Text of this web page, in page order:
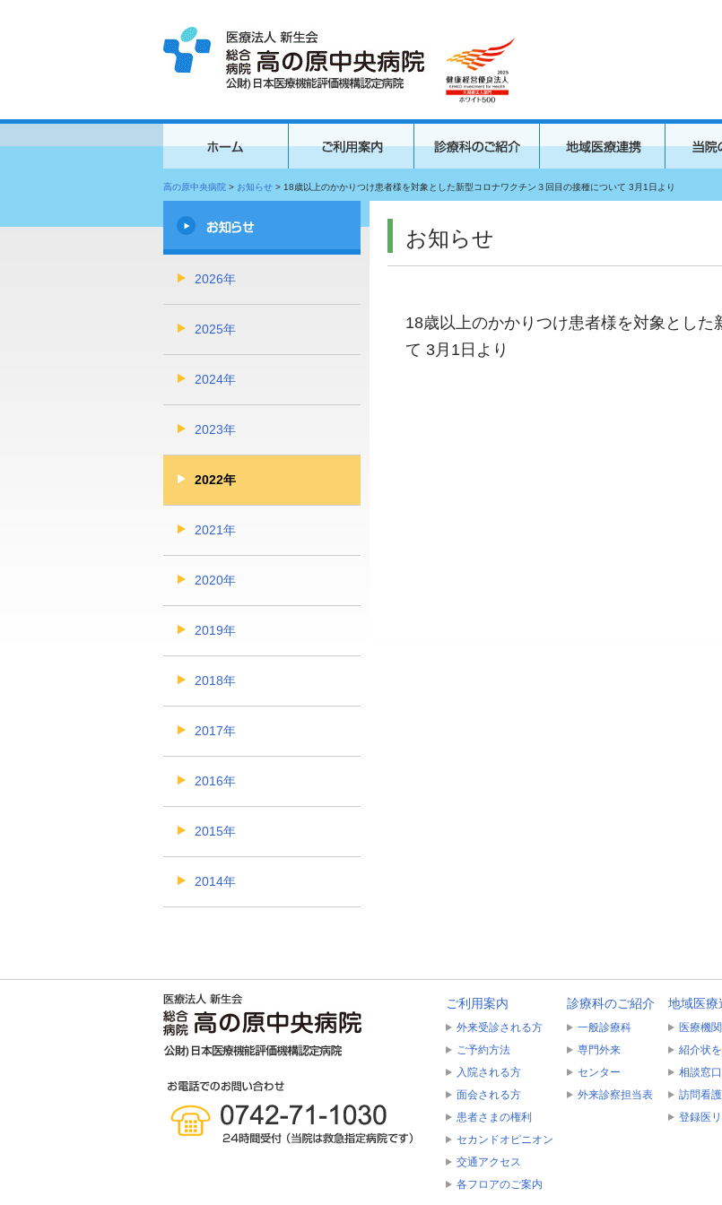
高の原中央病院 > お知らせ > 18歳以上のかかりつけ患者様を対象とした新型コロナワクチン３回目の接種について 3月1日より
お知らせ
18歳以上のかかりつけ患者様を対象とし
て 3月1日より
2026年
2025年
2024年
2023年
2022年
2021年
2020年
2019年
2018年
2017年
2016年
2015年
2014年
ご利用案内
外来受診される方
ご予約方法
入院される方
面会される方
患者さまの権利
セカンドオピニオン
交通アクセス
各フロアのご案内
診療科のご紹介
一般診療科
専門外来
センター
外来診察担当表
地域医療
医療機
紹介状
相談窓
訪問看
登録医